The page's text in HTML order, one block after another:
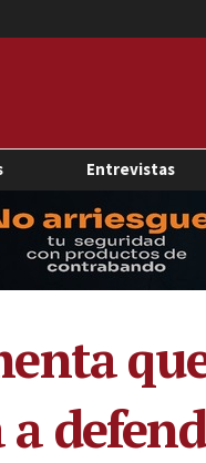
Entrevistas